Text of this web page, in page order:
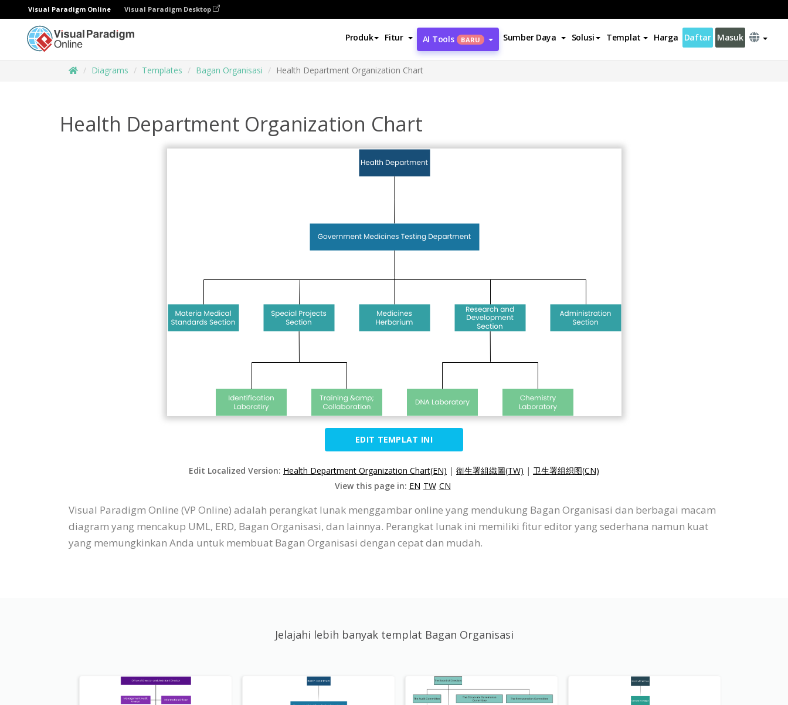
Visual Paradigm Online Visual Paradigm Desktop
Produk Fitur AI Tools BARU Sumber Daya Solusi Templat Harga Daftar Masuk
Diagrams Templates Bagan Organisasi Health Department Organization Chart
Health Department Organization Chart
EDIT TEMPLAT INI
Edit Localized Version: Health Department Organization Chart(EN) | 衛生署組織圖(TW) | 卫生署组织图(CN)
View this page in: EN TW CN
Visual Paradigm Online (VP Online) adalah perangkat lunak menggambar online yang mendukung Bagan Organisasi dan berbagai macam
diagram yang mencakup UML, ERD, Bagan Organisasi, dan lainnya. Perangkat lunak ini memiliki fitur editor yang sederhana namun kuat
yang memungkinkan Anda untuk membuat Bagan Organisasi dengan cepat dan mudah.
Jelajahi lebih banyak templat Bagan Organisasi